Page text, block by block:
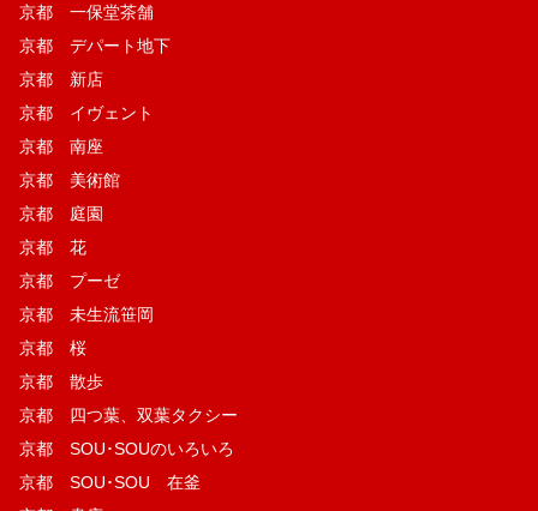
京都 一保堂茶舗
京都 デパート地下
京都 新店
京都 イヴェント
京都 南座
京都 美術館
京都 庭園
京都 花
京都 プーゼ
京都 未生流笹岡
京都 桜
京都 散歩
京都 四つ葉、双葉タクシー
京都 SOU･SOUのいろいろ
京都 SOU･SOU 在釜